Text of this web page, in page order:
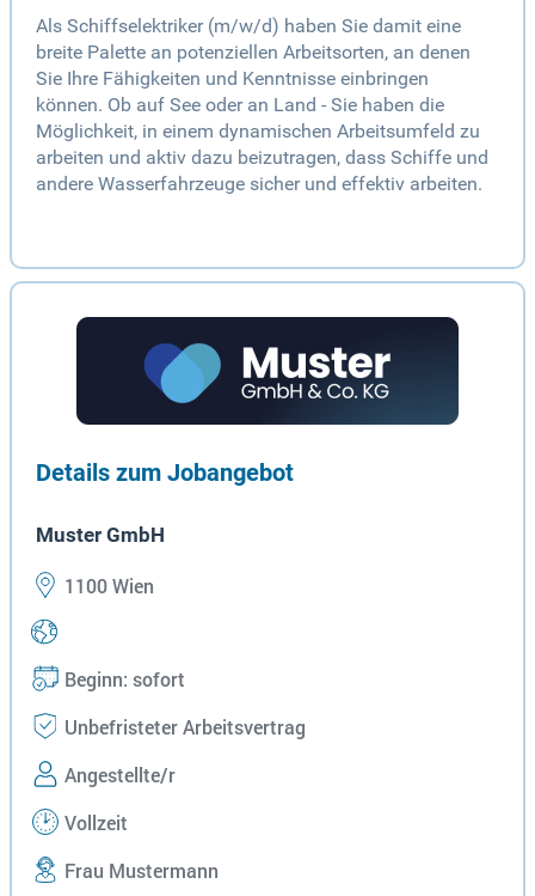
Als Schiffselektriker (m/w/d) haben Sie damit eine
breite Palette an potenziellen Arbeitsorten, an denen
Sie Ihre Fähigkeiten und Kenntnisse einbringen
können. Ob auf See oder an Land - Sie haben die
Möglichkeit, in einem dynamischen Arbeitsumfeld zu
arbeiten und aktiv dazu beizutragen, dass Schiffe und
andere Wasserfahrzeuge sicher und effektiv arbeiten.
Details zum Jobangebot
Muster GmbH
1100 Wien
Beginn: sofort
Unbefristeter Arbeitsvertrag
Angestellte/r
Vollzeit
Frau Mustermann